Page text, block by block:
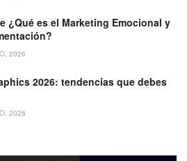
¿Qué es el Marketing Emocional y
2026
2026: tendencias que debes
2026